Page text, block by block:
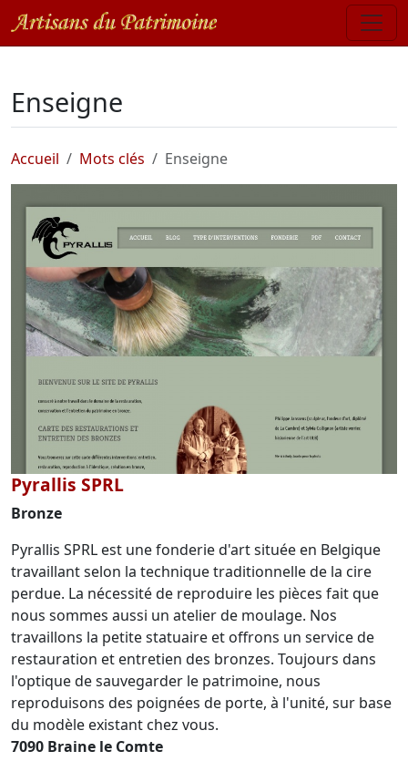
Enseigne
Accueil Mots clés Enseigne
Pyrallis SPRL
Bronze
Pyrallis SPRL est une fonderie d'art située en Belgique
travaillant selon la technique traditionnelle de la cire
perdue. La nécessité de reproduire les pièces fait que
nous sommes aussi un atelier de moulage. Nos
travaillons la petite statuaire et offrons un service de
restauration et entretien des bronzes. Toujours dans
l'optique de sauvegarder le patrimoine, nous
reproduisons des poignées de porte, à l'unité, sur base
du modèle existant chez vous.
7090 Braine le Comte